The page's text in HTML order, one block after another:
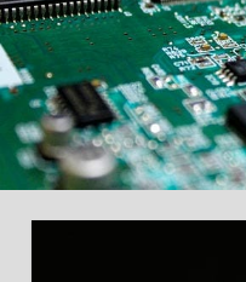
プ
る！
な
た
の
デ
ジ
タ